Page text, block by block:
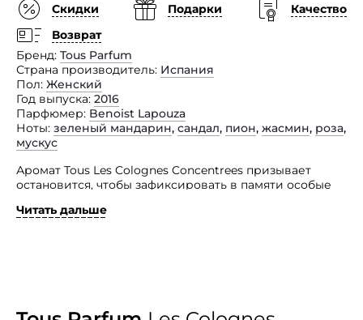
Скидки Подарки
Качество
Возврат
Бренд Tous Parfum
Страна производитель Испания
Пол Женский
Год выпуска 2016
Парфюмер Benoist Lapouza
Ноты зеленый мандарин, сандал, пион, жасмин, роза,
мускус
Аромат Tous Les Colognes Concentrees призывает
остановится, чтобы зафиксировать в памяти особые
особенный миг в вечном саду, где-то в мире.
со свежей зеленью мандарина. Средние ноты — это
Читать дальше